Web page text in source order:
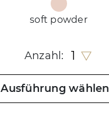
soft powder
Anzahl: 1
Ausführung wählen